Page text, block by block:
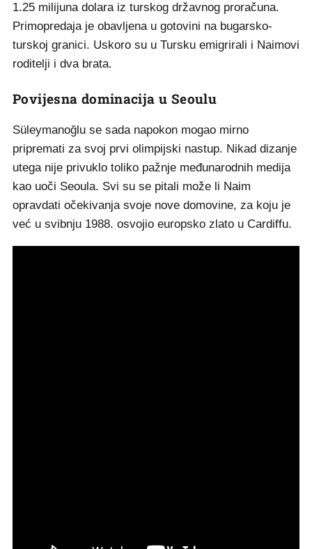
1.25 milijuna dolara iz turskog državnog proračuna.
Primopredaja je obavljena u gotovini na bugarsko-
turskoj granici. Uskoro su u Tursku emigrirali i Naimovi
roditelji i dva brata.
Povijesna dominacija u Seoulu
Süleymanoğlu se sada napokon mogao mirno
pripremati za svoj prvi olimpijski nastup. Nikad dizanje
utega nije privuklo toliko pažnje međunarodnih medija
kao uoči Seoula. Svi su se pitali može li Naim
opravdati očekivanja svoje nove domovine, za koju je
već u svibnju 1988. osvojio europsko zlato u Cardiffu.